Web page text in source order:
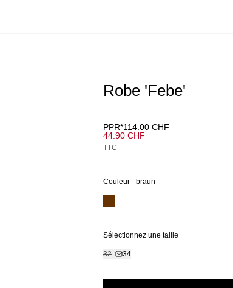
Robe 'Febe'
PPR*114.00 CHF
44.90 CHF
TTC
Couleur –braun
Sélectionnez une taille
32 34